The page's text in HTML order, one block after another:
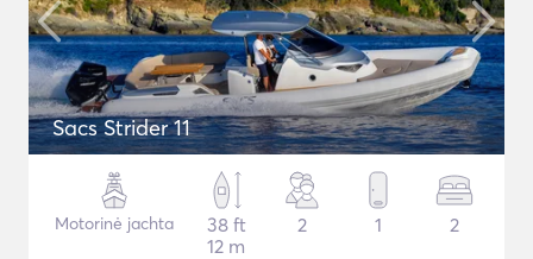
Sacs Strider 11
Motorinė jachta
38 ft
12 m
2 1 2